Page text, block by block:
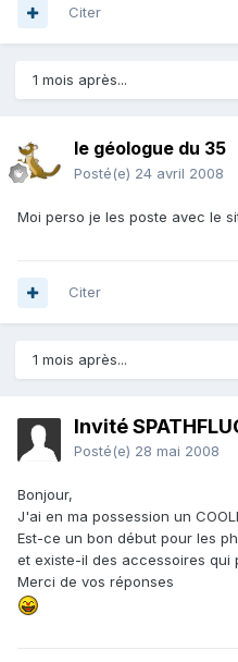
Citer
1 mois après...
le géologue du 35
Posté(e) 24 avril 2008
Moi perso je les poste avec le
Citer
1 mois après...
Invité
Posté(e) 28 mai 2008
Bonjour,
J'ai en ma possession un
Est-ce un bon début pour les
et existe-il des accessoires qui
Merci de vos réponses